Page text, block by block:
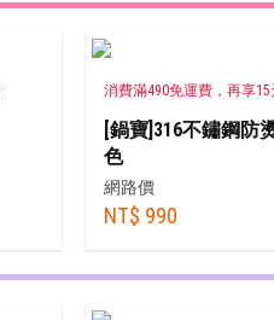
消費滿490免運費，再享15
[鍋寶]316不鏽鋼防
色
網路價
NT$ 990